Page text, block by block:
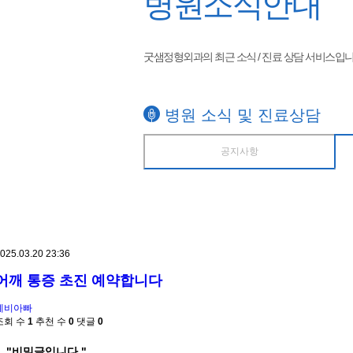
굿샘정형외과의 최근 소식 / 진료 상담 서비스입
병원 소식 및 진료상담
공지사항
23:36
깨 통증 초진 예약합니다
비아빠
회 수 1 추천 수 0 댓글 0